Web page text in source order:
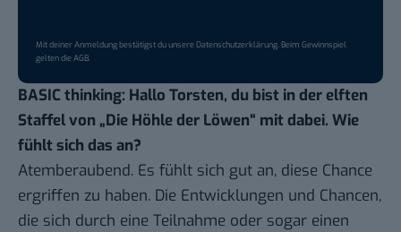
Mit deiner Anmeldung bestätigst du unsereDatenschutzerklärung. Beim Gewinnspiel
gelten dieAGB.
BASIC thinking: Hallo Torsten, du bist in der elften
Staffel von „Die Höhle der Löwen“ mit dabei. Wie
fühlt sich das an?
Atemberaubend. Es fühlt sich gut an, diese Chance
ergriffen zu haben. Die Entwicklungen und Chancen,
die sich durch eine Teilnahme oder sogar einen